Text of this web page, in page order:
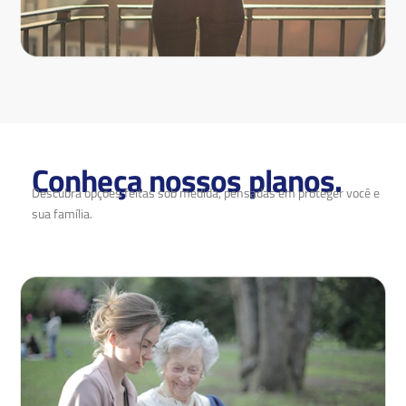
Conheça nossos planos.
Descubra opções feitas sob medida, pensadas em proteger você e
sua família.